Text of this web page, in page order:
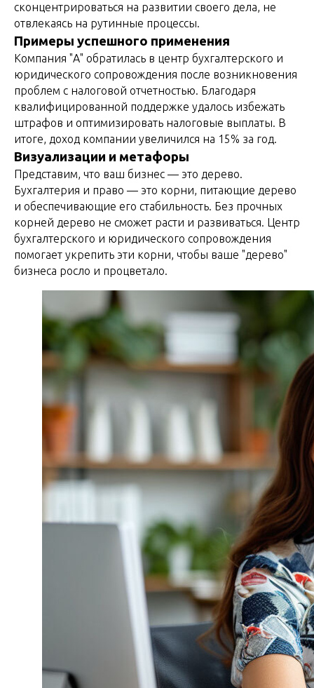
сконцентрироваться на развитии своего дела, не
отвлекаясь на рутинные процессы.
Примеры успешного применения
Компания "А" обратилась в центр бухгалтерского и
юридического сопровождения после возникновения
проблем с налоговой отчетностью. Благодаря
квалифицированной поддержке удалось избежать
штрафов и оптимизировать налоговые выплаты. В
итоге, доход компании увеличился на 15% за год.
Визуализации и метафоры
Представим, что ваш бизнес — это дерево.
Бухгалтерия и право — это корни, питающие дерево
и обеспечивающие его стабильность. Без прочных
корней дерево не сможет расти и развиваться. Центр
бухгалтерского и юридического сопровождения
помогает укрепить эти корни, чтобы ваше "дерево"
бизнеса росло и процветало.